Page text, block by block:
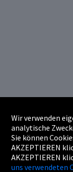
Wir verwenden
analytische
Sie können
AKZEPTIEREN
AKZEPTIEREN
uns verwendeten